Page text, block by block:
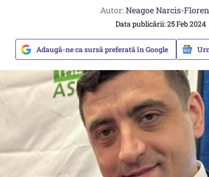
Autor:Neagoe Narcis-
Data publicării: 25 Feb 2024
Adaugă-ne ca sursă preferată în Google